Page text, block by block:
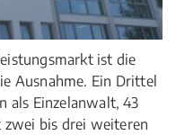
ist die
Ausnahme. Ein Drittel
als Einzelanwalt, 43
zwei bis drei weiteren